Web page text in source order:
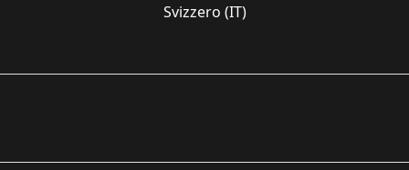
Svizzero (IT)